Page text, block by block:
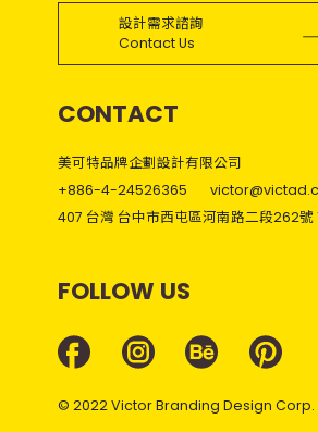
設計需求諮詢
Contact Us
CONTACT
美可特品牌企劃設計有限公司
+886-4-24526365
407 台灣 台中市西屯區河南路二段262號
FOLLOW US
© 2022 Victor Branding Design Corp.